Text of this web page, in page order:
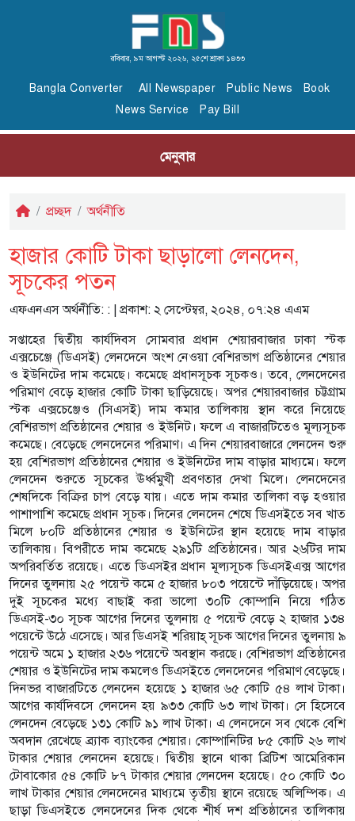
রবিবার, ৯ম আগস্ট ২০২৬, ২৫শে শ্রাবণ ১৪৩৩
Bangla Converter All Newspaper Public News
Book
News Service
Pay Bill
মেনুবার
প্রচ্ছদ অর্থনীতি
হাজার কোটি টাকা ছাড়ালো লেনদেন,
সূচকের পতন
এফএনএস অর্থনীতি: : | প্রকাশ: ২ সেপ্টেম্বর, ২০২৪, ০৭:২৪ এএম
সপ্তাহের দ্বিতীয় কার্যদিবস সোমবার প্রধান শেয়ারবাজার ঢাকা স্টক
এক্সচেঞ্জে (ডিএসই) লেনদেনে অংশ নেওয়া বেশিরভাগ প্রতিষ্ঠানের শেয়ার
ও ইউনিটের দাম কমেছে। কমেছে প্রধানসূচক সূচকও। তবে, লেনদেনের
পরিমাণ বেড়ে হাজার কোটি টাকা ছাড়িয়েছে। অপর শেয়ারবাজার চট্টগ্রাম
স্টক এক্সচেঞ্জেও (সিএসই) দাম কমার তালিকায় স্থান করে নিয়েছে
বেশিরভাগ প্রতিষ্ঠানের শেয়ার ও ইউনিট। ফলে এ বাজারটিতেও মূল্যসূচক
কমেছে। বেড়েছে লেনদেনের পরিমাণ। এ দিন শেয়ারবাজারে লেনদেন শুরু
হয় বেশিরভাগ প্রতিষ্ঠানের শেয়ার ও ইউনিটের দাম বাড়ার মাধ্যমে। ফলে
লেনদেন শুরুতে সূচকের ঊর্ধ্বমুখী প্রবণতার দেখা মিলে। লেনদেনের
শেষদিকে বিক্রির চাপ বেড়ে যায়। এতে দাম কমার তালিকা বড় হওয়ার
পাশাপাশি কমেছে প্রধান সূচক। দিনের লেনদেন শেষে ডিএসইতে সব খাত
মিলে ৮০টি প্রতিষ্ঠানের শেয়ার ও ইউনিটের স্থান হয়েছে দাম বাড়ার
তালিকায়। বিপরীতে দাম কমেছে ২৯১টি প্রতিষ্ঠানের। আর ২৬টির দাম
অপরিবর্তিত রয়েছে। এতে ডিএসইর প্রধান মূল্যসূচক ডিএসইএক্স আগের
দিনের তুলনায় ২৫ পয়েন্ট কমে ৫ হাজার ৮০৩ পয়েন্টে দাঁড়িয়েছে। অপর
দুই সূচকের মধ্যে বাছাই করা ভালো ৩০টি কোম্পানি নিয়ে গঠিত
ডিএসই-৩০ সূচক আগের দিনের তুলনায় ৫ পয়েন্ট বেড়ে ২ হাজার ১৩৪
পয়েন্টে উঠে এসেছে। আর ডিএসই শরিয়াহ্ সূচক আগের দিনের তুলনায় ৯
পয়েন্ট অমে ১ হাজার ২৩৬ পয়েন্টে অবস্থান করছে। বেশিরভাগ প্রতিষ্ঠানের
শেয়ার ও ইউনিটের দাম কমলেও ডিএসইতে লেনদেনের পরিমাণ বেড়েছে।
দিনভর বাজারটিতে লেনদেন হয়েছে ১ হাজার ৬৫ কোটি ৫৪ লাখ টাকা।
আগের কার্যদিবসে লেনদেন হয় ৯৩৩ কোটি ৬৩ লাখ টাকা। সে হিসেবে
লেনদেন বেড়েছে ১৩১ কোটি ৯১ লাখ টাকা। এ লেনদেনে সব থেকে বেশি
অবদান রেখেছে ব্র্যাক ব্যাংকের শেয়ার। কোম্পানিটির ৮৫ কোটি ২৬ লাখ
টাকার শেয়ার লেনদেন হয়েছে। দ্বিতীয় স্থানে থাকা ব্রিটিশ আমেরিকান
টোবাকোর ৫৪ কোটি ৮৭ টাকার শেয়ার লেনদেন হয়েছে। ৫০ কোটি ৩০
লাখ টাকার শেয়ার লেনদেনের মাধ্যমে তৃতীয় স্থানে রয়েছে অলিম্পিক। এ
ছাড়া ডিএসইতে লেনদেনের দিক থেকে শীর্ষ দশ প্রতিষ্ঠানের তালিকায়